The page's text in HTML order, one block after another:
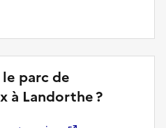
parc de
à Landorthe ?